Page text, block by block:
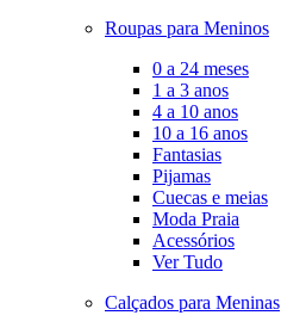
Roupas para Meninos
0 a 24 meses
1 a 3 anos
4 a 10 anos
10 a 16 anos
Fantasias
Pijamas
Cuecas e meias
Moda Praia
Acessórios
Ver Tudo
Calçados para Meninas